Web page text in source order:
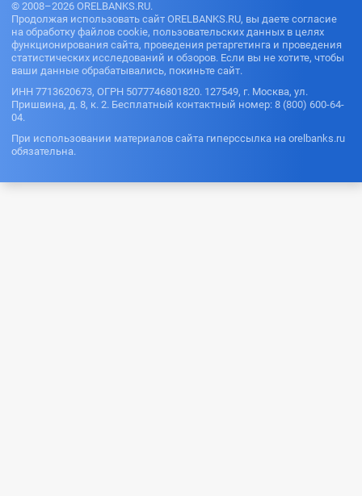
© 2008–2026 ORELBANKS.RU.
Продолжая использовать сайт ORELBANKS.RU, вы даете согласие
на обработку файлов cookie, пользовательских данных в целях
функционирования сайта, проведения ретаргетинга и проведения
статистических исследований и обзоров. Если вы не хотите, чтобы
ваши данные обрабатывались, покиньте сайт.
ИНН 7713620673, ОГРН 5077746801820. 127549, г. Москва, ул.
Пришвина, д. 8, к. 2. Бесплатный контактный номер: 8 (800) 600-64-
04.
При использовании материалов сайта гиперссылка на orelbanks.ru
обязательна.